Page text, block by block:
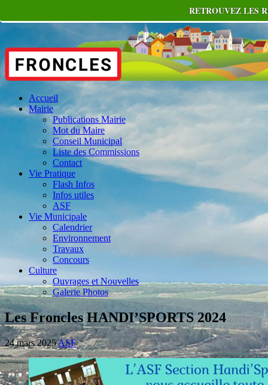
Accueil
Mairie
Publications Mairie
Mot du Maire
Conseil Municipal
Liste des Commissions
Contact
Vie Pratique
Flash Infos
Infos utiles
ASF
Vie Municipale
Calendrier
Environnement
Travaux
Concours
Culture
Ouvrages et Nouvelles
Galerie Photos
Les Froncles HANDI’SPORTS 2024
24 mars 2025ASF
RETROUVEZ LES